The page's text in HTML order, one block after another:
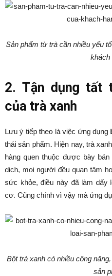
Sản phẩm từ trà cần nhiều yếu
khách
2. Tận dụng tất
của trà xanh
Lưu ý tiếp theo là việc ứng dụng
thái sản phẩm. Hiện nay, trà
hàng quen thuộc được bày
dịch, mọi người đều quan tâm
sức khỏe, điều này đã làm dấy
cơ. Cũng chính vì vậy mà ứng
Bột trà xanh có nhiều công
sản